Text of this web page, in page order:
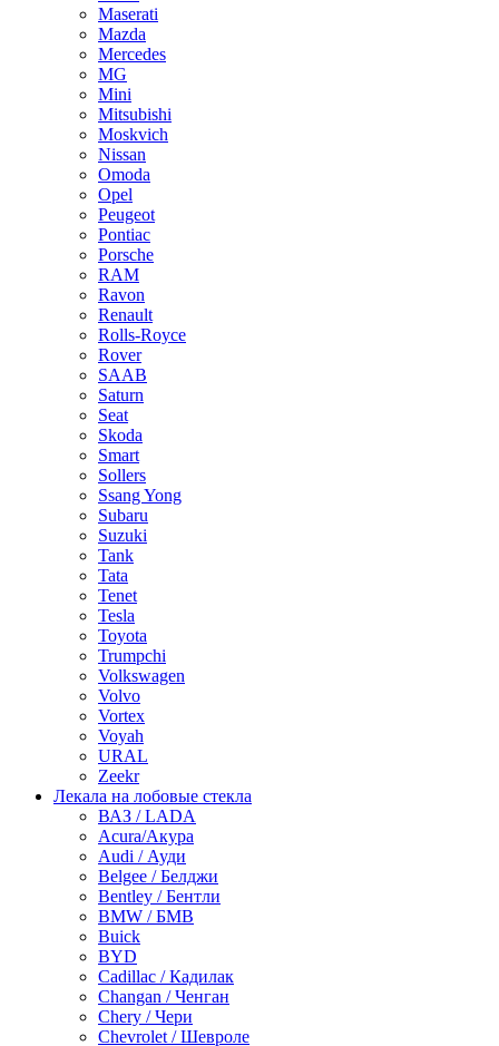
Maserati
Mazda
Mercedes
MG
Mini
Mitsubishi
Moskvich
Nissan
Omoda
Opel
Peugeot
Pontiac
Porsche
RAM
Ravon
Renault
Rolls-Royce
Rover
SAAB
Saturn
Seat
Skoda
Smart
Sollers
Ssang Yong
Subaru
Suzuki
Tank
Tata
Tenet
Tesla
Toyota
Trumpchi
Volkswagen
Volvo
Vortex
Voyah
URAL
Zeekr
Лекала на лобовые стекла
ВАЗ / LADA
Acura/Акура
Audi / Ауди
Belgee / Белджи
Bentley / Бентли
BMW / БМВ
Buick
BYD
Cadillac / Кадилак
Changan / Ченган
Chery / Чери
Chevrolet / Шевроле